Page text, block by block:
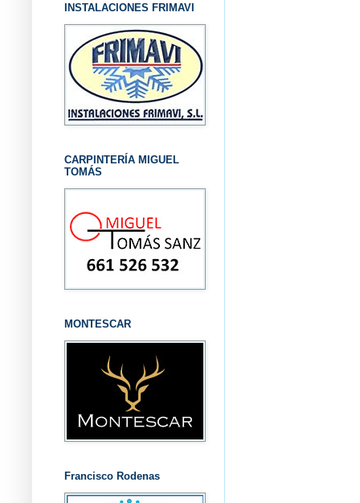
INSTALACIONES FRIMAVI
CARPINTERÍA MIGUEL
TOMÁS
MONTESCAR
Francisco Rodenas